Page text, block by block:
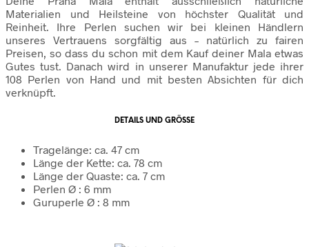
Materialien und Heilsteine von höchster Qualität und
Reinheit. Ihre Perlen suchen wir bei kleinen Händlern
unseres Vertrauens sorgfältig aus – natürlich zu fairen
Preisen, so dass du schon mit dem Kauf deiner Mala etwas
Gutes tust. Danach wird in unserer Manufaktur jede ihrer
108 Perlen von Hand und mit besten Absichten für dich
verknüpft.
DETAILS UND GRÖSSE
Tragelänge: ca. 47 cm
Länge der Kette: ca. 78 cm
Länge der Quaste: ca. 7 cm
Perlen Ø : 6 mm
Guruperle Ø : 8 mm